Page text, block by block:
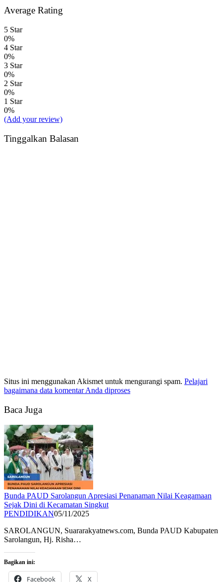
Average Rating
5 Star
0%
4 Star
0%
3 Star
0%
2 Star
0%
1 Star
0%
(Add your review)
Tinggalkan Balasan
Situs ini menggunakan Akismet untuk mengurangi spam. Pelajari
bagaimana data komentar Anda diproses
Baca Juga
Bunda PAUD Sarolangun Apresiasi Penanaman Nilai Keagamaan
Sejak Dini di Kecamatan Singkut
PENDIDIKAN05/11/2025
SAROLANGUN, Suararakyatnews.com, Bunda PAUD Kabupaten
Sarolangun, Hj. Risha…
Bagikan ini:
Facebook X